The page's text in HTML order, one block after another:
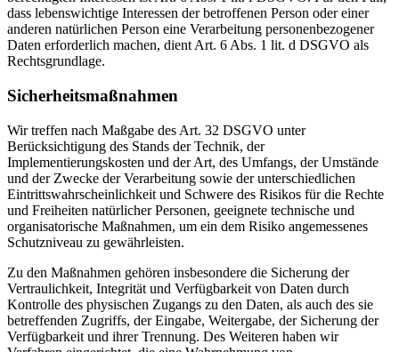
dass lebenswichtige Interessen der betroffenen Person oder einer
anderen natürlichen Person eine Verarbeitung personenbezogener
Daten erforderlich machen, dient Art. 6 Abs. 1 lit. d DSGVO als
Rechtsgrundlage.
Sicherheitsmaßnahmen
Wir treffen nach Maßgabe des Art. 32 DSGVO unter
Berücksichtigung des Stands der Technik, der
Implementierungskosten und der Art, des Umfangs, der Umstände
und der Zwecke der Verarbeitung sowie der unterschiedlichen
Eintrittswahrscheinlichkeit und Schwere des Risikos für die Rechte
und Freiheiten natürlicher Personen, geeignete technische und
organisatorische Maßnahmen, um ein dem Risiko angemessenes
Schutzniveau zu gewährleisten.
Zu den Maßnahmen gehören insbesondere die Sicherung der
Vertraulichkeit, Integrität und Verfügbarkeit von Daten durch
Kontrolle des physischen Zugangs zu den Daten, als auch des sie
betreffenden Zugriffs, der Eingabe, Weitergabe, der Sicherung der
Verfügbarkeit und ihrer Trennung. Des Weiteren haben wir